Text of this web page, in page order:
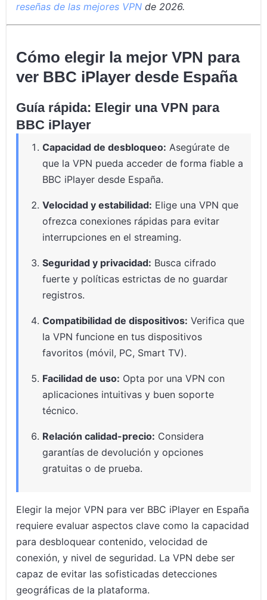
reseñas de las mejores VPNde 2026.
Cómo elegir la mejor VPN para
ver BBC iPlayer desde España
Guía rápida: Elegir una VPN para
BBC iPlayer
Capacidad de desbloqueo: Asegúrate de
que la VPN pueda acceder de forma fiable a
BBC iPlayer desde España.
Velocidad y estabilidad: Elige una VPN que
ofrezca conexiones rápidas para evitar
interrupciones en el streaming.
Seguridad y privacidad: Busca cifrado
fuerte y políticas estrictas de no guardar
registros.
Compatibilidad de dispositivos: Verifica que
la VPN funcione en tus dispositivos
favoritos (móvil, PC, Smart TV).
Facilidad de uso: Opta por una VPN con
aplicaciones intuitivas y buen soporte
técnico.
Relación calidad-precio: Considera
garantías de devolución y opciones
gratuitas o de prueba.
Elegir la mejor VPN para ver BBC iPlayer en España
requiere evaluar aspectos clave como la capacidad
para desbloquear contenido, velocidad de
conexión, y nivel de seguridad. La VPN debe ser
capaz de evitar las sofisticadas detecciones
geográficas de la plataforma.